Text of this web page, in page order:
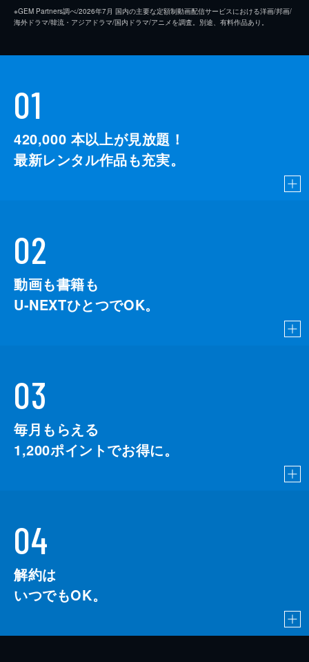
※GEM Partners調べ/2026年7⽉ 国内の主要な定額制動画配信サービスにおける洋画/邦画/
海外ドラマ/韓流・アジアドラマ/国内ドラマ/アニメを調査。別途、有料作品あり。
01
420,000 本以上が見放題！
最新レンタル作品も充実。
02
動画も書籍も
U-NEXTひとつでOK。
03
毎月もらえる
1,200ポイントでお得に。
04
解約は
いつでもOK。